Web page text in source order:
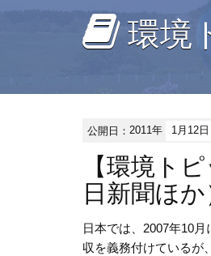
環境
公開日：2011年 1月12日
【環境ト
日新聞ほか
日本では、2007年10
収を義務付けているが